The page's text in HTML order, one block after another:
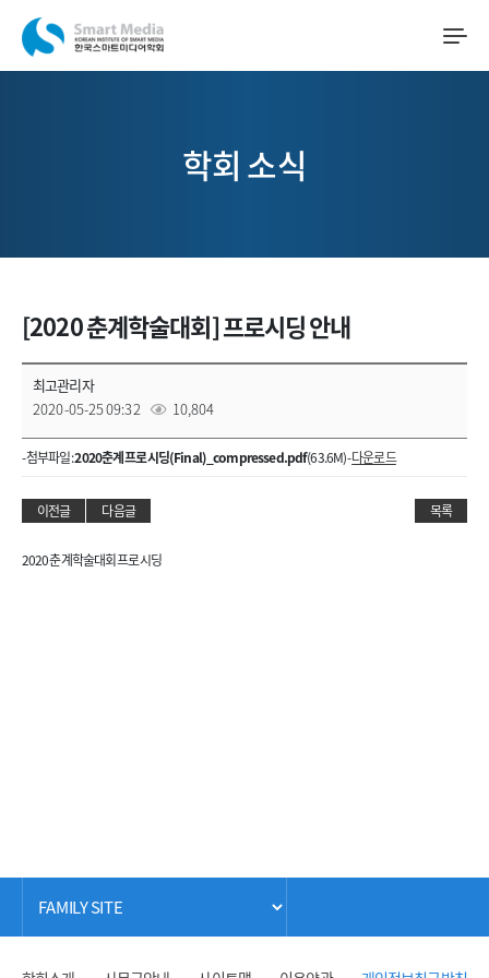
학회 소식
[2020 춘계학술대회] 프로시딩 안내
최고관리자
2020-05-25 09:32
10,804
- 첨부파일 :2020춘계 프로시딩(Final)_compressed.pdf(63.6M) -다운로드
이전글 다음글 목록
2020 춘계학술대회 프로시딩